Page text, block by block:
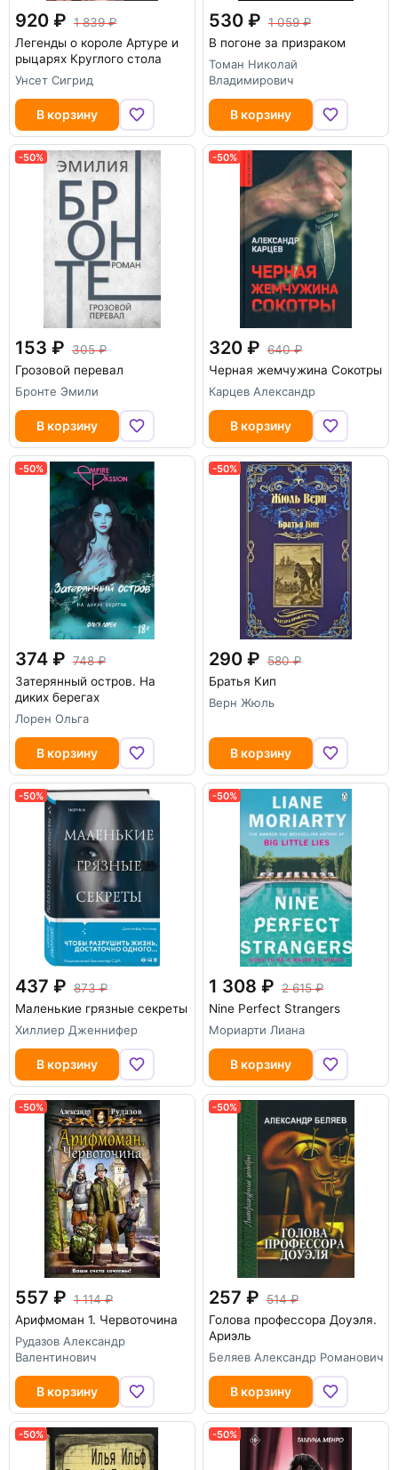
920
1 839
Легенды о короле Артуре и
рыцарях Круглого стола
Унсет Сигрид
В корзину
530
1 059
В погоне за призраком
Томан Николай
Владимирович
В корзину
-50%
153
305
Грозовой перевал
Бронте Эмили
В корзину
-50%
320
640
Черная жемчужина Сокотры
Карцев Александр
В корзину
-50%
374
748
Затерянный остров. На
диких берегах
Лорен Ольга
В корзину
-50%
290
580
Братья Кип
Верн Жюль
В корзину
-50%
437
873
Маленькие грязные секреты
Хиллиер Дженнифер
В корзину
-50%
1 308
2 615
Nine Perfect Strangers
Мориарти Лиана
В корзину
-50%
557
1 114
Арифмоман 1. Червоточина
Рудазов Александр
Валентинович
В корзину
-50%
257
514
Голова профессора Доуэля.
Ариэль
Беляев Александр Романович
В корзину
-50% -50%